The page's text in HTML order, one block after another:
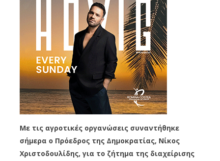
Με τις αγροτικές οργανώσεις συναντήθηκε
σήμερα ο Πρόεδρος της Δημοκρατίας, Νίκος
Χριστοδουλίδης, για το ζήτημα της διαχείρισης